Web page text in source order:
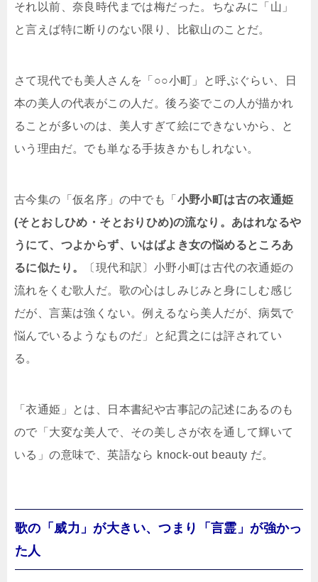
それ以前、奈良時代までは梅だった。ちなみに「山」
と言えば特に断りのない限り、比叡山のことだ。
さて現代でも美人さんを「○○小町」と呼ぶぐらい、日
本の美人の代表がこの人だ。後ろ姿でこの人が描かれ
ることが多いのは、美人すぎて絵にできないから、と
いう理由だ。でも単なる手抜きかもしれない。
古今集の「仮名序」の中でも「 小野小町は古の衣通姫
(そとおしひめ・そとおりひめ)の流なり。あはれなるや
うにて、つよからず、いはばよき女の悩めるところあ
るに似たり。
〔現代和訳〕小野小町は古代の衣通姫の
流れをくむ歌人だ。歌の心はしみじみと身にしむ感じ
だが、言葉は強くない。例えるなら美人だが、病気で
悩んでいるようなものだ」と紀貫之には評されてい
る。
「衣通姫」とは、日本書紀や古事記の記述にあるのも
ので「大変な美人で、その美しさが衣を通して輝いて
いる」の意味で、英語なら knock-out beauty だ。
歌の「威力」が大きい、つまり「言霊」が強かっ
た人